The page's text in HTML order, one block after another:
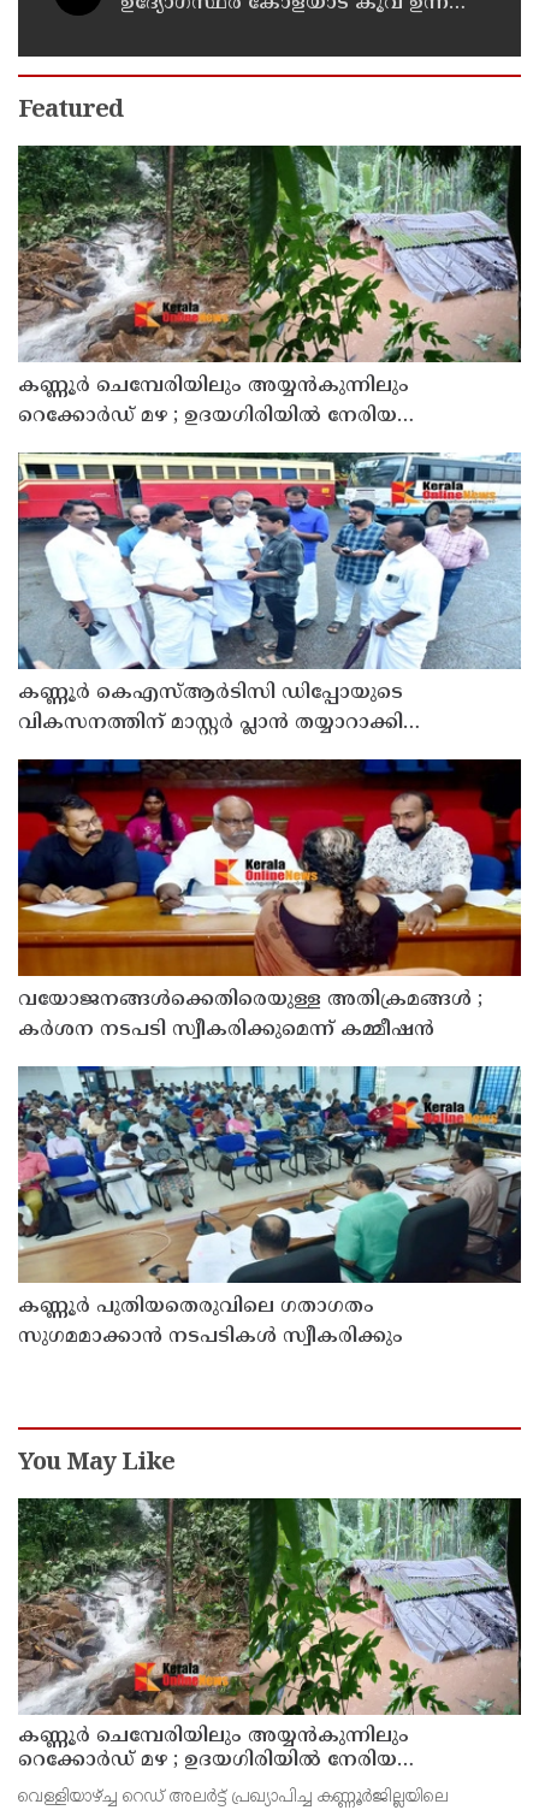
Featured
കണ്ണൂർ ചെമ്പേരിയിലും അയ്യൻകുന്നിലും
റെക്കോർഡ് മഴ ; ഉദയഗിരിയിൽ നേരിയ
കണ്ണൂർ കെഎസ്ആർടിസി ഡിപ്പോയുടെ
വികസനത്തിന് മാസ്റ്റർ പ്ലാൻ തയ്യാറാക്കി
വയോജനങ്ങൾക്കെതിരെയുള്ള അതിക്രമങ്ങൾ ;
കർശന നടപടി സ്വീകരിക്കുമെന്ന് കമ്മീഷൻ
കണ്ണൂർ പുതിയതെരുവിലെ ഗതാഗതം
സുഗമമാക്കാന്‍ നടപടികള്‍ സ്വീകരിക്കും
You May Like
കണ്ണൂർ ചെമ്പേരിയിലും അയ്യൻകുന്നിലും
റെക്കോർഡ് മഴ ; ഉദയഗിരിയിൽ നേരിയ
ഉരുൾപൊട്ടൽ; 13 പേരെ ക്യാമ്പിലേക്ക് മാറ്റി
വെള്ളിയാഴ്ച്ച റെഡ് അലർട്ട് പ്രഖ്യാപിച്ച കണ്ണൂർജില്ലയിലെ